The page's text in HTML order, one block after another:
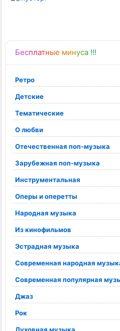
Бесплатные минуса !!!
Ретро
Детские
Тематические
О любви
Отечественная поп-музыка
Зарубежная поп-музыка
Инструментальная
Оперы и оперетты
Народная музыка
Из кинофильмов
Эстрадная музыка
Современная народная
Современная популярная
Джаз
Рок